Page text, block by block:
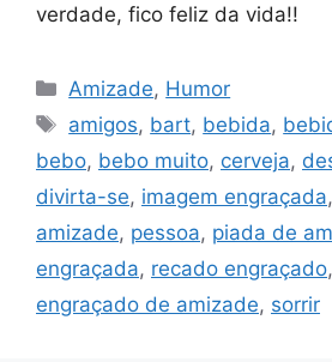
verdade, fico feliz da vida!!
Categorias
Amizade, Humor
Tags
amigos, bart, bebida,
bebo, bebo muito, cerveja,
divirta-se, imagem engraçada,
amizade, pessoa, piada de
engraçada, recado engraçado,
engraçado de amizade, sorrir